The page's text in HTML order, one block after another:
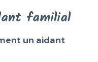
familial
un aidant